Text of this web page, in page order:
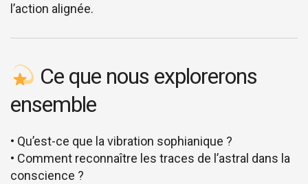
l’action alignée.
Ce que nous explorerons
ensemble
• Qu’est-ce que la vibration sophianique ?
• Comment reconnaître les traces de l’astral dans la
conscience ?